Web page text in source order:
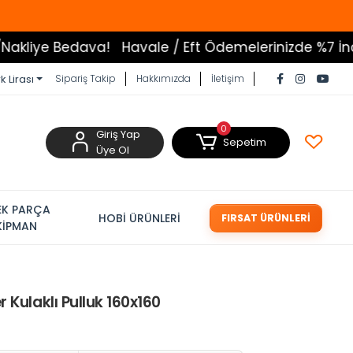
Havale / Eft Ödemelerinizde %7 İndirim
Lirası Sipariş Takip Hakkımızda İletişim
Giriş Yap
Üye Ol
0
Sepetim
PARÇA
HOBİ ÜRÜNLERİ FIRSAT ÜRÜNLERİ
Pulluk 160x160